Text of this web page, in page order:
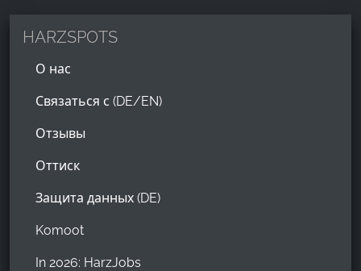
HARZSPOTS
О нас
Связаться с (DE/EN)
Отзывы
Оттиск
Защита данных (DE)
Komoot
In 2026: HarzJobs